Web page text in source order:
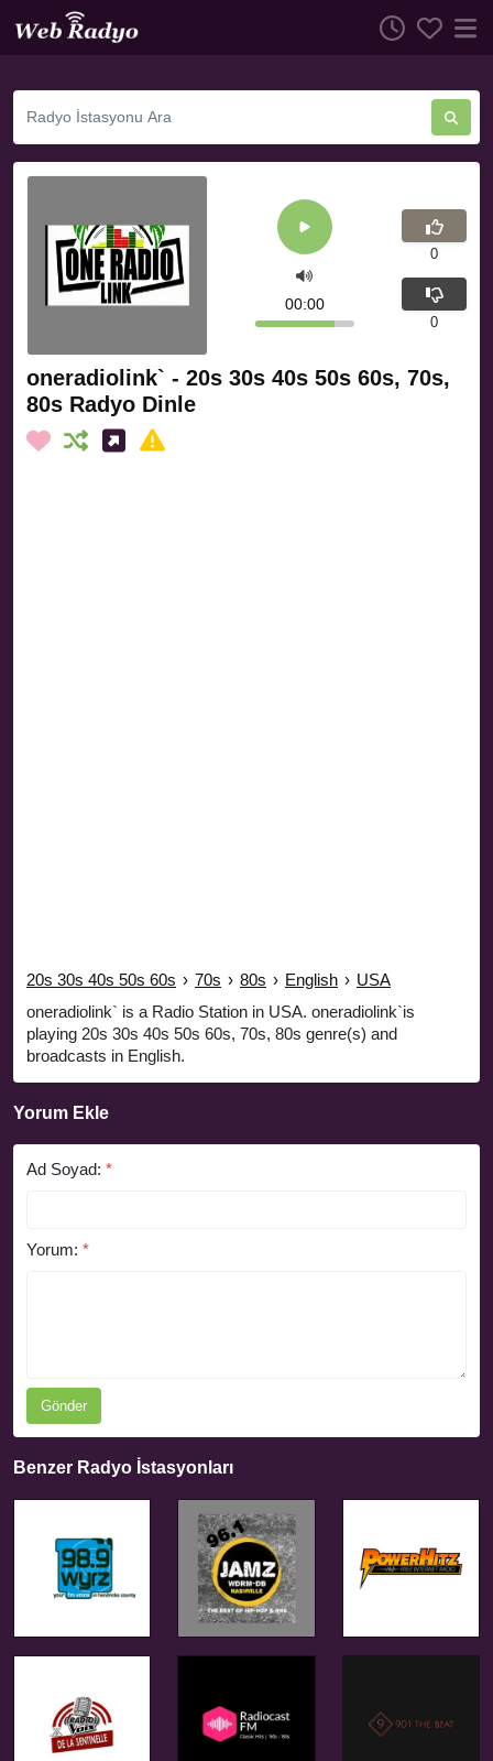
oneradiolink` - 20s 30s 40s 50s 60s, 70s,
80s Radyo Dinle
20s 30s 40s 50s 60s › 70s › 80s › English › USA
oneradiolink` is a Radio Station in USA. oneradiolink`is
playing 20s 30s 40s 50s 60s, 70s, 80s genre(s) and
broadcasts in English.
00:00
0
0
Yorum Ekle
Ad Soyad: *
Yorum: *
Gönder
Benzer Radyo İstasyonları